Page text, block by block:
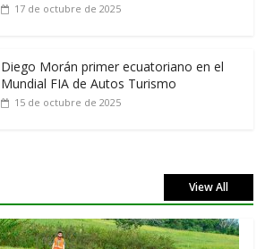
17 de octubre de 2025
Diego Morán primer ecuatoriano en el
Mundial FIA de Autos Turismo
15 de octubre de 2025
View All